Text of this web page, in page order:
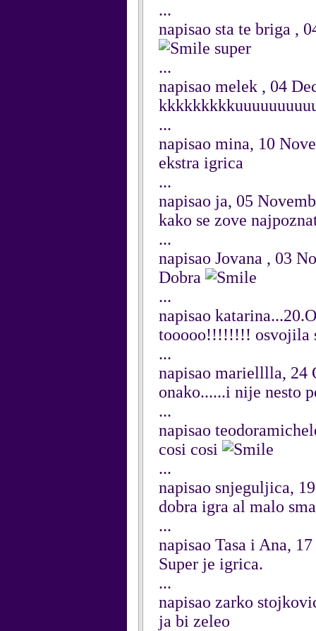
...
napisao sta te briga ,
super
...
napisao melek , 04
...
napisao mina, 10
ekstra igrica
...
napisao ja, 05
kako se zove
...
napisao Jovana , 03
Dobra
...
napisao
tooooo!!!!!!!! osvojila
...
napisao marielllla, 24
onako......i nije nesto
...
napisao
cosi cosi
...
napisao snjeguljica,
dobra igra al malo
...
napisao Tasa i Ana,
Super je igrica.
...
napisao zarko
ja bi zeleo